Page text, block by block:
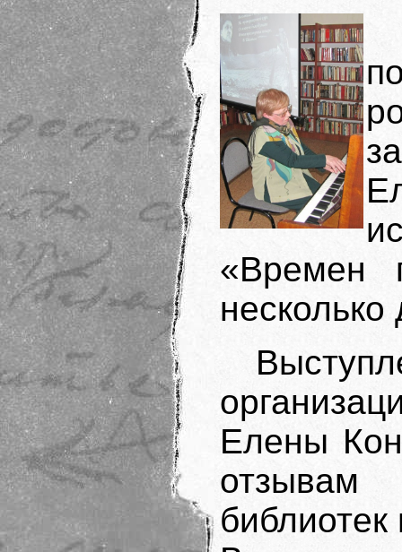
«Времен
несколько
Елены